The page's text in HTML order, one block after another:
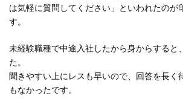
は気軽に質問してください」といわれたのが
す。
未経験職種で中途入社したから身からすると
た。
聞きやすい上にレスも早いので、回答を長く
もなかったです。